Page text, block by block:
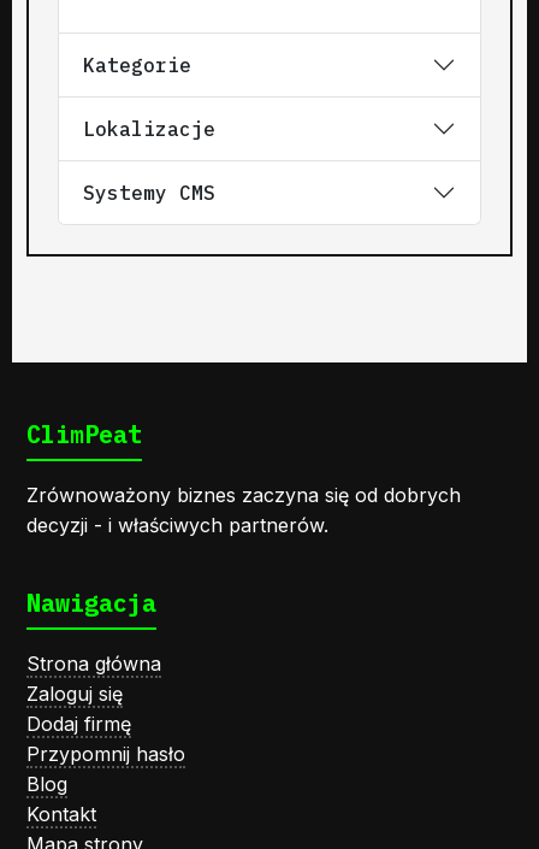
Kategorie
Lokalizacje
Systemy CMS
ClimPeat
Zrównoważony biznes zaczyna się od dobrych
decyzji - i właściwych partnerów.
Nawigacja
Strona główna
Zaloguj się
Dodaj firmę
Przypomnij hasło
Blog
Kontakt